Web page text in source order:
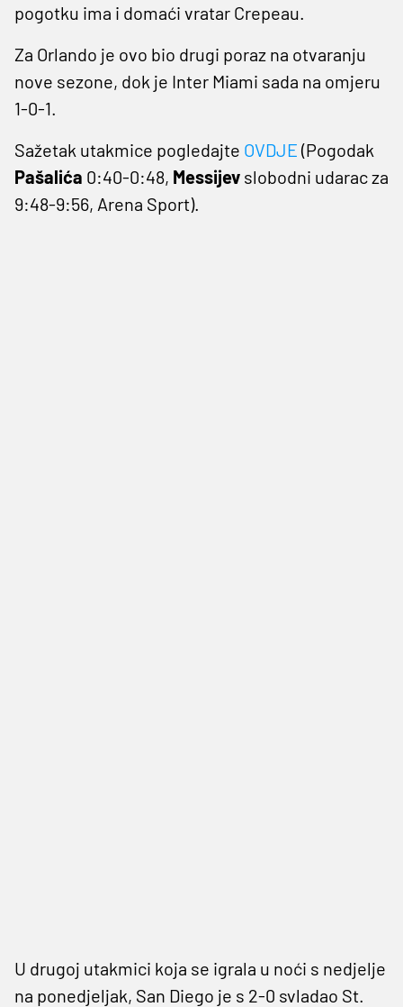
pogotku ima i domaći vratar Crepeau.
Za Orlando je ovo bio drugi poraz na otvaranju
nove sezone, dok je Inter Miami sada na omjeru
1-0-1.
Sažetak utakmice pogledajte OVDJE (Pogodak
Pašalića 0:40-0:48, Messijev slobodni udarac za
9:48-9:56, Arena Sport).
U drugoj utakmici koja se igrala u noći s nedjelje
na ponedjeljak, San Diego je s 2-0 svladao St.